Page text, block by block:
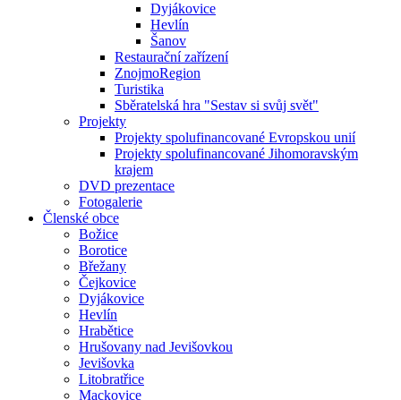
Dyjákovice
Hevlín
Šanov
Restaurační zařízení
ZnojmoRegion
Turistika
Sběratelská hra "Sestav si svůj svět"
Projekty
Projekty spolufinancované Evropskou unií
Projekty spolufinancované Jihomoravským
krajem
DVD prezentace
Fotogalerie
Členské obce
Božice
Borotice
Břežany
Čejkovice
Dyjákovice
Hevlín
Hrabětice
Hrušovany nad Jevišovkou
Jevišovka
Litobratřice
Mackovice